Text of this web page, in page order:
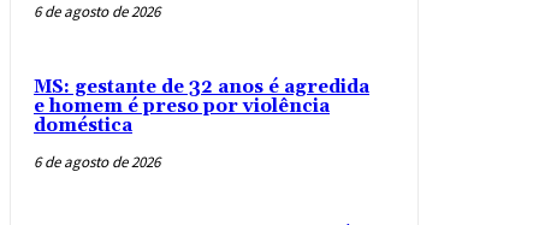
6 de agosto de 2026
MS: gestante de 32 anos é agredida
e homem é preso por violência
doméstica
6 de agosto de 2026